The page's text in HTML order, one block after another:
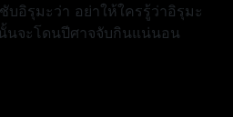
บอิรุมะว่า อย่าให้ใครรู้ว่าอิรุมะ
นจะโดนปีศาจจับกินแน่นอน